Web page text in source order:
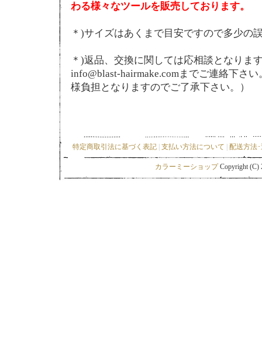
わる様々なツールを販売しております。
＊)サイズはあくまで目安ですので多少の
＊)返品、交換に関しては応相談となりま
info@blast-hairmake.comまでご連絡下さ
様負担となりますのでご了承下さい。）
特定商取引法に基づく表記 支払い方法について 配送方法
カラーミーショップCopyright (C)